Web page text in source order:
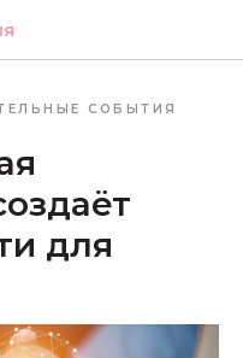
СОБЫТИЯ
для